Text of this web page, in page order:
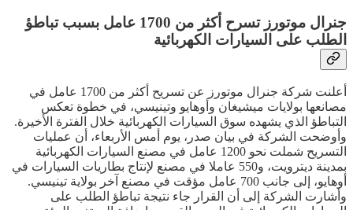
جنرال موتورز تسرح أكثر من 1700 عامل بسبب تباطؤ
الطلب على السيارات الكهربائية
أعلنت شركة جنرال موتورز عن تسريح أكثر من 1700 عامل في
مصانعها بولايات ميشيغان وأوهايو وتينيسي، في خطوة تعكس
التباطؤ الذي يشهده سوق السيارات الكهربائية خلال الفترة الأخيرة.
وأوضحت الشركة في بيان صدر، يوم أمس الأربعاء، أن عمليات
التسريح شملت نحو 1200 عامل في مصنع السيارات الكهربائية
بمدينة ديترويت، و550 عاملا في مصنع لإنتاج بطاريات السيارات في
أوهايو، إلى جانب 700 عامل مؤقت في مصنع آخر بولاية تينيسي.
وأشارت الشركة إلى أن القرار جاء نتيجة تباطؤ الطلب على